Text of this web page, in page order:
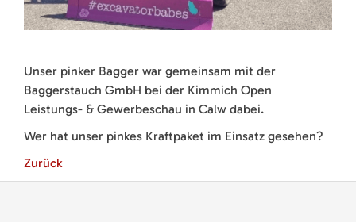
Unser pinker Bagger war gemeinsam mit der
Baggerstauch GmbH bei der Kimmich Open
Leistungs- & Gewerbeschau in Calw dabei.
Wer hat unser pinkes Kraftpaket im Einsatz gesehen?
Zurück